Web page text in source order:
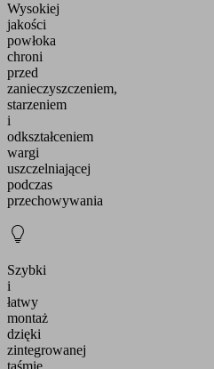
Wysokiej
jakości
powłoka
chroni
przed
zanieczyszczeniem,
starzeniem
i
odkształceniem
wargi
uszczelniającej
podczas
przechowywania
Szybki
i
łatwy
montaż
dzięki
zintegrowanej